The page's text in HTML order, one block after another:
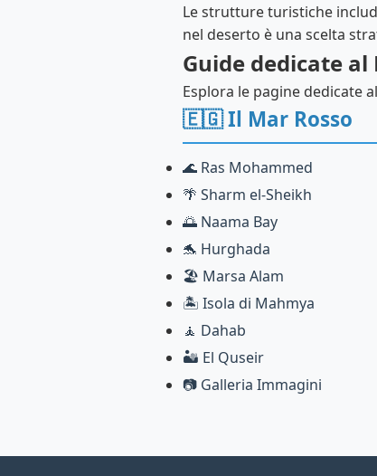
Le strutture turistiche
nel deserto è una scelta
Guide dedicate al
Esplora le pagine dedicate
🇪🇬Il Mar Rosso
🌊 Ras Mohammed
🌴 Sharm el-Sheikh
🌅 Naama Bay
🐬 Hurghada
🏖️ Marsa Alam
🏝️ Isola di Mahmya
🧘 Dahab
🏜️ El Quseir
📷 Galleria Immagini